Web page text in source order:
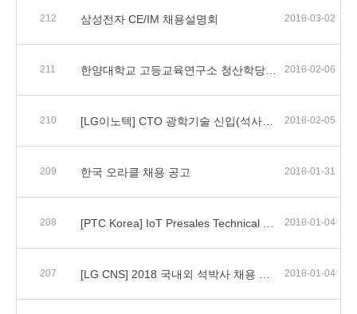
212 삼성전자 CE/IM 채용설명회 2018-03-02
211 2018-02-06
210 2018-02-05
209 한국 오라클 채용 공고 2018-01-31
208 2018-01-04
207 2018-01-04